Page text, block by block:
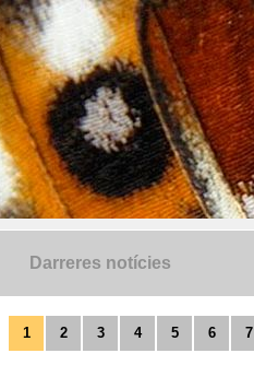
Darreres notícies
1 2 3 4 5 6 7